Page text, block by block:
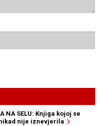
NA SELU: Knjiga kojoj se
nije iznevjerila